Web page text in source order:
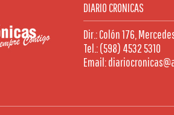
DIARIO CRONICAS
Dir.: Colón 176,
Tel.: (598) 4532 5310
Email: